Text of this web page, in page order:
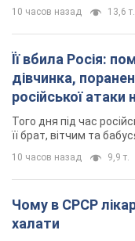
10 часов назад 13,6 т.
Її вбила Росія:
дівчинка,
російської
Того дня під час
її брат, вітчим та
10 часов назад 9,9 т.
Чому в СРСР
халати